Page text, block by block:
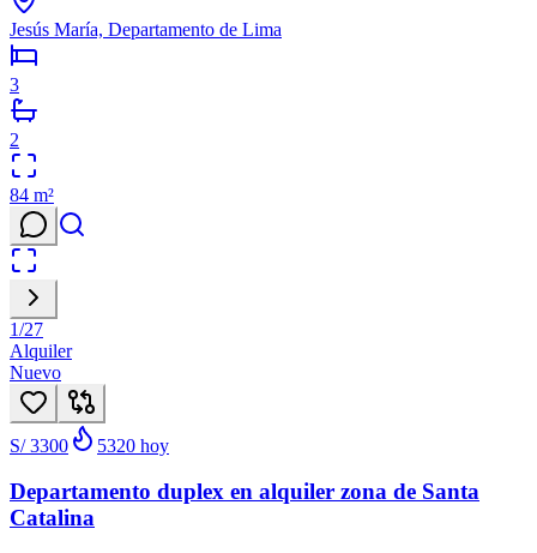
Jesús María, Departamento de Lima
3
2
84 m²
1/27
Alquiler
Nuevo
S/ 3300 5320 hoy
Departamento duplex en alquiler zona de Santa
Catalina